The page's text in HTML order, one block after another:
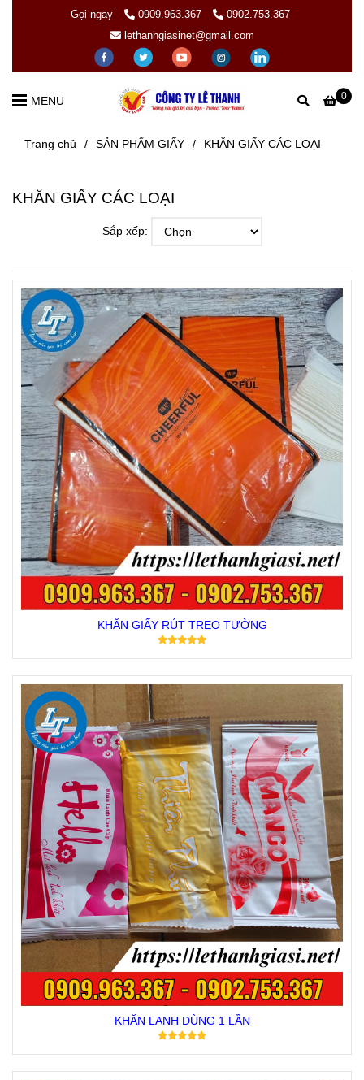
Gọi ngay 0909.963.367
0902.753.367
lethanhgiasinet@gmail.com
0
MENU
Trang chủ / SẢN PHẨM GIẤY / KHĂN GIẤY CÁC LOẠI
KHĂN GIẤY CÁC LOẠI
Sắp xếp:
KHĂN GIẤY RÚT TREO TƯỜNG
KHĂN LẠNH DÙNG 1 LẦN